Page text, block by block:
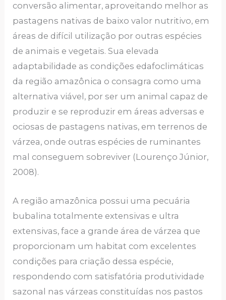
conversão alimentar, aproveitando melhor as
pastagens nativas de baixo valor nutritivo, em
áreas de difícil utilização por outras espécies
de animais e vegetais. Sua elevada
adaptabilidade as condições edafoclimáticas
da região amazônica o consagra como uma
alternativa viável, por ser um animal capaz de
produzir e se reproduzir em áreas adversas e
ociosas de pastagens nativas, em terrenos de
várzea, onde outras espécies de ruminantes
mal conseguem sobreviver (Lourenço Júnior,
2008).
A região amazônica possui uma pecuária
bubalina totalmente extensivas e ultra
extensivas, face a grande área de várzea que
proporcionam um habitat com excelentes
condições para criação dessa espécie,
respondendo com satisfatória produtividade
sazonal nas várzeas constituídas nos pastos